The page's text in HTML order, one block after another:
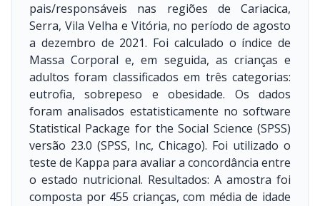
pais/responsáveis nas regiões de Cariacica,
Serra, Vila Velha e Vitória, no período de agosto
a dezembro de 2021. Foi calculado o índice de
Massa Corporal e, em seguida, as crianças e
adultos foram classificados em três categorias:
eutrofia, sobrepeso e obesidade. Os dados
foram analisados estatisticamente no software
Statistical Package for the Social Science (SPSS)
versão 23.0 (SPSS, Inc, Chicago). Foi utilizado o
teste de Kappa para avaliar a concordância entre
o estado nutricional. Resultados: A amostra foi
composta por 455 crianças, com média de idade